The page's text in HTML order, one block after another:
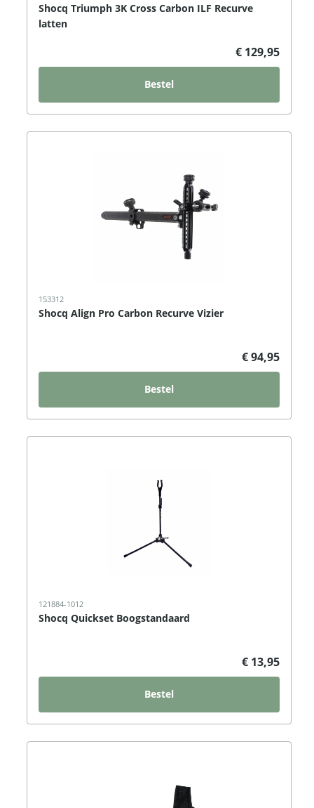
Shocq Triumph 3K Cross Carbon ILF Recurve
latten
€ 129,95
Bestel
153312
Shocq Align Pro Carbon Recurve Vizier
€ 94,95
Bestel
121884-1012
Shocq Quickset Boogstandaard
€ 13,95
Bestel